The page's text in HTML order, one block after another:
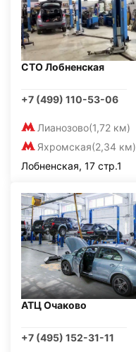
СТО Лобненская
+7 (499) 110-53-06
Лианозово(1,72 км)
Яхромская(2,34 км)
Лобненская, 17 стр.1
АТЦ Очаково
+7 (495) 152-31-11